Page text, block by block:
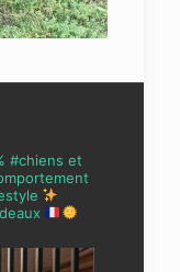
#chiens et